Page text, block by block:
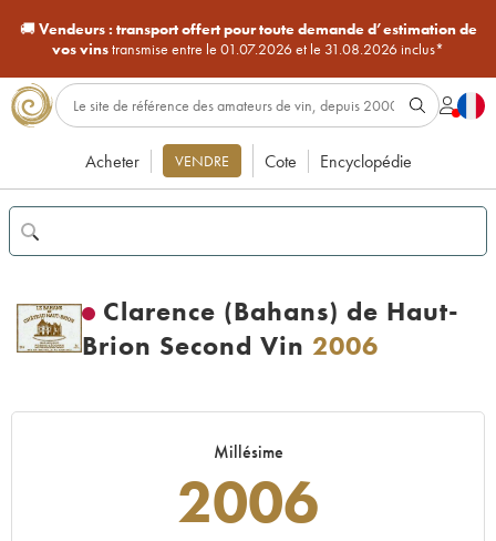
🚚Vendeurs : transport offert pour toute demande d’estimation de
vos vinstransmise entre le 01.07.2026 et le 31.08.2026 inclus*
Acheter VENDRE Cote Encyclopédie
Clarence (Bahans) de Haut-
Brion Second Vin 2006
Millésime
2006